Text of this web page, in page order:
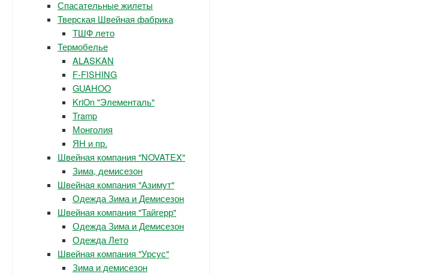
Спасательные жилеты
Тверская Швейная фабрика
ТШФ лето
Термобелье
ALASKAN
F-FISHING
GUAHOO
KriOn "Элементаль"
Tramp
Монголия
ЯН и пр.
Швейная компания "NOVATEX"
Зима, демисезон
Швейная компания "Азимут"
Одежда Зима и Демисезон
Швейная компания "Тайгерр"
Одежда Зима и Демисезон
Одежда Лето
Швейная компания "Урсус"
Зима и демисезон